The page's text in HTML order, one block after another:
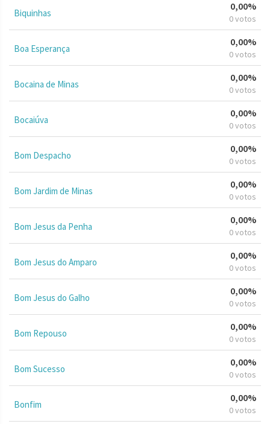
Biquinhas
0,00%
0 votos
Boa Esperança
0,00%
0 votos
Bocaina de Minas
0,00%
0 votos
Bocaiúva
0,00%
0 votos
Bom Despacho
0,00%
0 votos
Bom Jardim de Minas
0,00%
0 votos
Bom Jesus da Penha
0,00%
0 votos
Bom Jesus do Amparo
0,00%
0 votos
Bom Jesus do Galho
0,00%
0 votos
Bom Repouso
0,00%
0 votos
Bom Sucesso
0,00%
0 votos
Bonfim
0,00%
0 votos